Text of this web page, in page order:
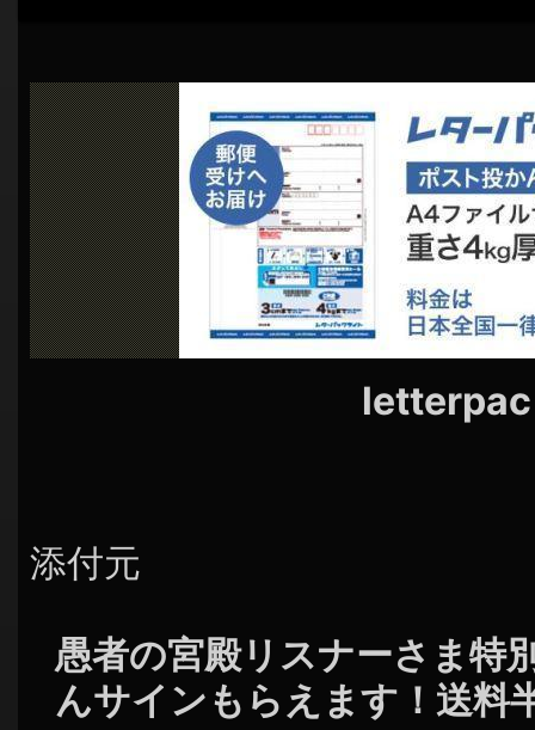
ビ
ゲ
ー
シ
ョ
ン
letterpac
添付元
愚者の宮殿リスナーさま
んサインもらえます！送料